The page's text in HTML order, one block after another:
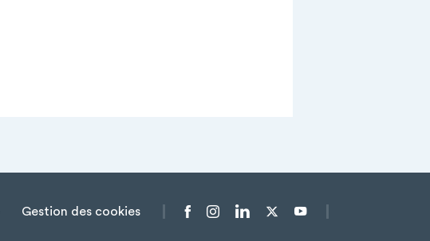
Gestion des cookies
Menu liens sociaux